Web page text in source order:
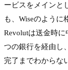
ービスをメインと
も、Wiseのように
Revolutは送金時
つの銀行を経由し
完了までわからな